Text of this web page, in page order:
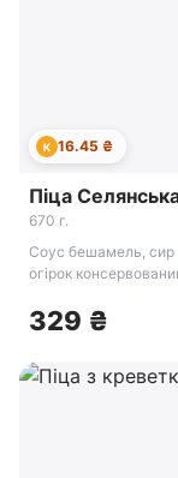
К 16.45 ₴
Піца
670 г.
Соус бешамель, сир
огірок
329 ₴